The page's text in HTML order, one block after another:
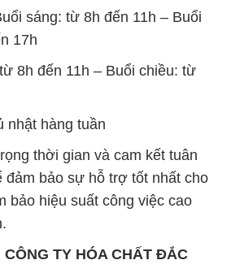
sáng: từ 8h đến 11h – Buổi
17h
8h đến 11h – Buổi chiều: từ
nhật hàng tuần
thời gian và cam kết tuân
đảm bảo sự hỗ trợ tốt nhất cho
bảo hiệu suất công việc cao
TY HÓA CHẤT ĐẮC